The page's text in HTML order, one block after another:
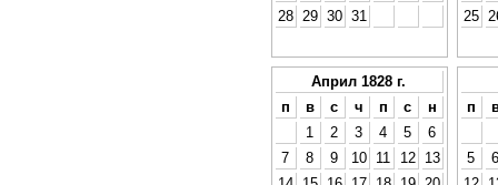
28
29 30 31
25
Април 1828 г.
п
в с ч п с
н
1
2 3 4 5
6
7
8 9 10 11 12
13
п
5
6